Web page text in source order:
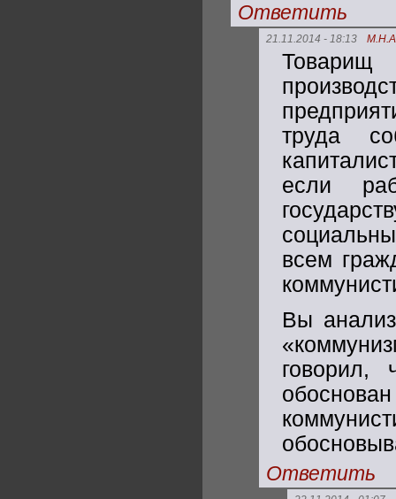
Ответить
21.11.2014 - 18:13
труда
если
всем
Вы
говорил,
Ответить